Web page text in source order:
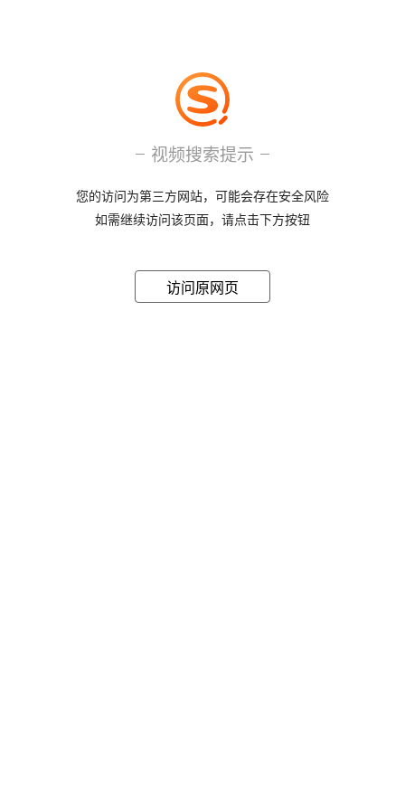
视频搜索提示
您的访问为第三方网站，可能会存在安全风险
如需继续访问该页面，请点击下方按钮
访问原网页